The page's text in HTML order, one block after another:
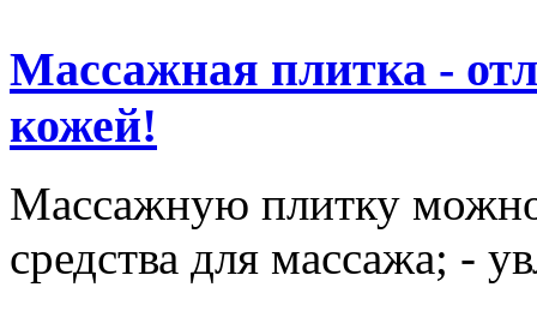
Массажная плитка -
кожей!
Массажную плитку можно
средства для массажа; -